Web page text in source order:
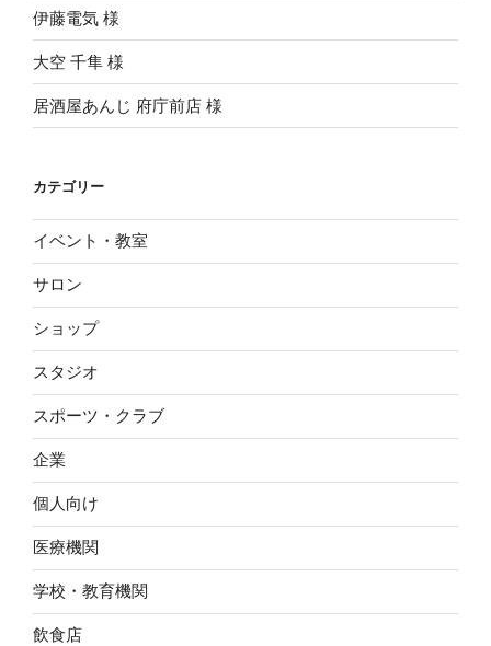
伊藤電気 様
大空 千隼 様
居酒屋あんじ 府庁前店 様
カテゴリー
イベント・教室
サロン
ショップ
スタジオ
スポーツ・クラブ
企業
個人向け
医療機関
学校・教育機関
飲食店